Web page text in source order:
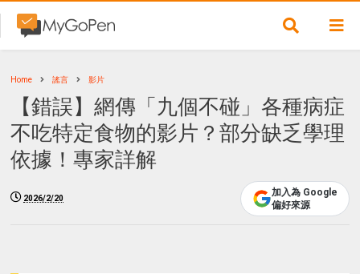
Home 謠言 影片
【錯誤】網傳「九個不碰」各種病症
不吃特定食物的影片？部分缺乏學理
依據！專家詳解
2026/2/20
加入為 Google
偏好來源